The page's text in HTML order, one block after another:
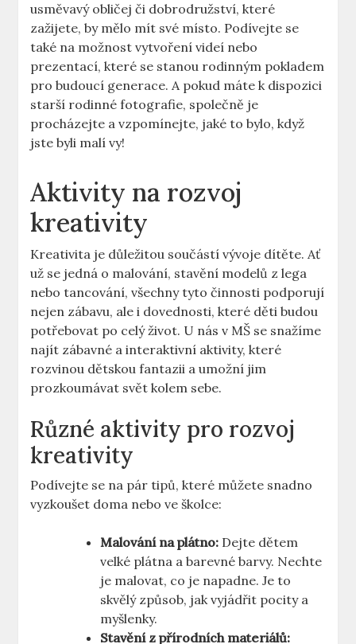
usměvavý ​obličej či dobrodružství, které
zažijete, by mělo ‍mít své místo. Podívejte⁣ se​
také na možnost vytvoření videí nebo
prezentací, které se⁤ stanou rodinným ‌pokladem
pro budoucí generace. A ⁢pokud ​máte ​k dispozici
starší rodinné fotografie, společně je
⁣procházejte a vzpomínejte, ‍jaké ⁢to bylo, ‌když
jste byli⁣ malí vy!
Aktivity⁤ na⁤ rozvoj
kreativity
Kreativita je důležitou součástí vývoje ‌dítěte. Ať
už‌ se jedná o malování, stavění modelů z‌ lega
nebo tancování, všechny tyto činnosti podporují
nejen zábavu, ale i ⁣dovednosti, které ⁤děti budou
potřebovat po celý život.⁣ U ⁣nás v MŠ⁤ se snažíme
najít⁤ zábavné ‍a interaktivní ‌aktivity, které
rozvinou dětskou fantazii a umožní ⁣jim
prozkoumávat svět kolem sebe.
Různé aktivity pro ⁣rozvoj
kreativity
Podívejte se na‍ pár⁤ tipů, které můžete ⁤snadno
vyzkoušet doma nebo ve školce:
Malování na plátno: ⁤Dejte dětem⁤
velké plátna a barevné⁣ barvy. Nechte
je malovat,⁣ co‌ je napadne. Je‌ to
⁤skvělý ‌způsob, jak vyjádřit pocity ‌a
myšlenky.
Stavění z přírodních⁤ materiálů: